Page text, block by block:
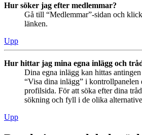
Hur söker jag efter medlemmar?
Gå till “Medlemmar”-sidan och
länken.
Upp
Hur hittar jag mina egna inlägg och
Dina egna inlägg kan hittas
“Visa dina inlägg” i kontrollpanelen
profilsida. För att söka efter dina
sökning och fyll i de olika
Upp